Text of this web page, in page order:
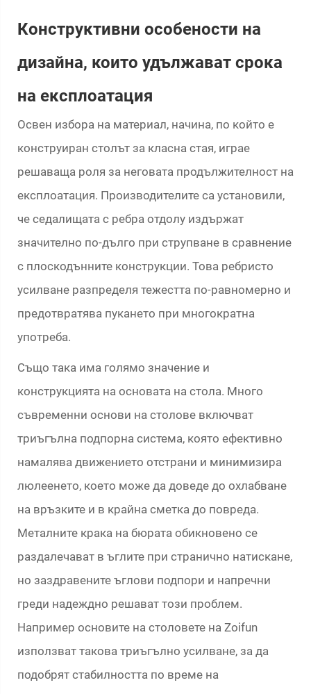
Конструктивни особености на
дизайна, които удължават срока
на експлоатация
Освен избора на материал, начина, по който е
конструиран столът за класна стая, играе
решаваща роля за неговата продължителност на
експлоатация. Производителите са установили,
че седалищата с ребра отдолу издържат
значително по-дълго при струпване в сравнение
с плоскодънните конструкции. Това ребристо
усилване разпределя тежестта по-равномерно и
предотвратява пукането при многократна
употреба.
Също така има голямо значение и
конструкцията на основата на стола. Много
съвременни основи на столове включват
триъгълна подпорна система, която ефективно
намалява движението отстрани и минимизира
люлеенето, което може да доведе до охлабване
на връзките и в крайна сметка до повреда.
Металните крака на бюрата обикновено се
раздалечават в ъглите при странично натискане,
но заздравените ъглови подпори и напречни
греди надеждно решават този проблем.
Например основите на столовете на Zoifun
използват такова триъгълно усилване, за да
подобрят стабилността по време на